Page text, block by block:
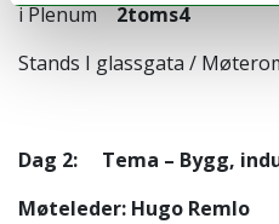
i Plenum2toms4
Stands I glassgata /
Dag 2: Tema – Bygg,
Møteleder: Hugo Remlo